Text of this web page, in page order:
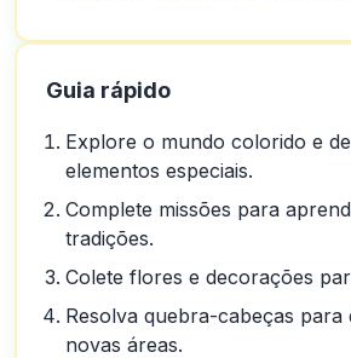
Guia rápido
Explore o mundo colorido e
elementos especiais.
Complete missões para
tradições.
Colete flores e decorações
Resolva quebra-cabeças para
novas áreas.